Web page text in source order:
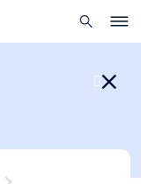
öffnen
